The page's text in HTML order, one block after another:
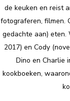
de keuken en reist
fotograferen, filmen.
gedachte aan) eten.
2017) en Cody
Dino en Charlie
kookboeken,